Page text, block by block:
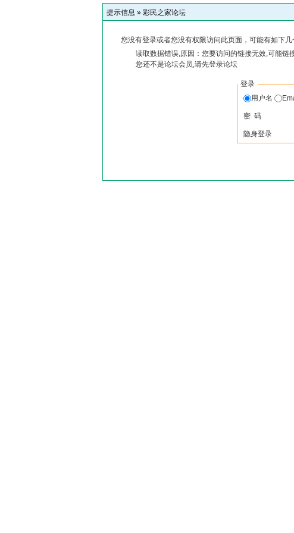
提示信息 » 彩民之家论坛
您没有登录或者您没有权限访问此页面，可能有如下几
读取数据错误,原因：您要访问的链接无效,可能链
您还不是论坛会员,请先登录论坛
登录
用户名
密 码
隐身登录